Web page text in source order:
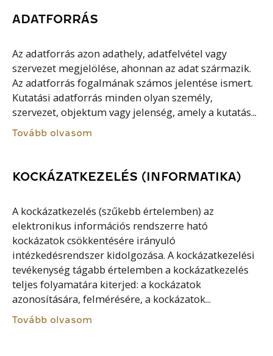
ADATFORRÁS
Az adatforrás azon adathely, adatfelvétel vagy
szervezet megjelölése, ahonnan az adat származik.
Az adatforrás fogalmának számos jelentése ismert.
Kutatási adatforrás minden olyan személy,
szervezet, objektum vagy jelenség, amely a kutatás...
Tovább olvasom
KOCKÁZATKEZELÉS (INFORMATIKA)
A kockázatkezelés (szűkebb értelemben) az
elektronikus információs rendszerre ható
kockázatok csökkentésére irányuló
intézkedésrendszer kidolgozása. A kockázatkezelési
tevékenység tágabb értelemben a kockázatkezelés
teljes folyamatára kiterjed: a kockázatok
azonosítására, felmérésére, a kockázatok...
Tovább olvasom